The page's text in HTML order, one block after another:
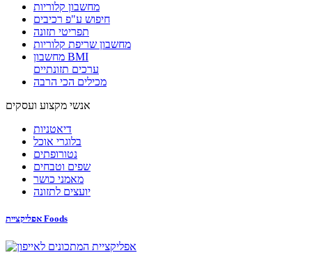
מחשבון קלוריות
חיפוש ע"פ רכיבים
תפריטי תזונה
מחשבון שריפת קלוריות
מחשבון BMI
ערכים תזונתיים
מכילים הכי הרבה
אנשי מקצוע ועסקים
דיאטניות
בלוגרי אוכל
נטורופתים
שפים וטבחים
מאמני כושר
יועצים לתזונה
אפליקציית Foods